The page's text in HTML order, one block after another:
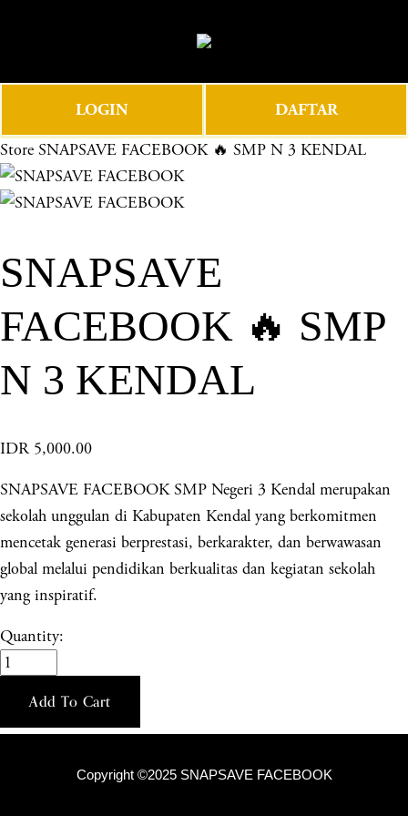
e
e
n
u
LOGIN DAFTAR
Store SNAPSAVE FACEBOOK 🔥 SMP N 3 KENDAL
SNAPSAVE
FACEBOOK 🔥 SMP
N 3 KENDAL
IDR 5,000.00
SNAPSAVE FACEBOOK SMP Negeri 3 Kendal merupakan
sekolah unggulan di Kabupaten Kendal yang berkomitmen
mencetak generasi berprestasi, berkarakter, dan berwawasan
global melalui pendidikan berkualitas dan kegiatan sekolah
yang inspiratif.
Quantity:
Add To Cart
Copyright ©2025 SNAPSAVE FACEBOOK